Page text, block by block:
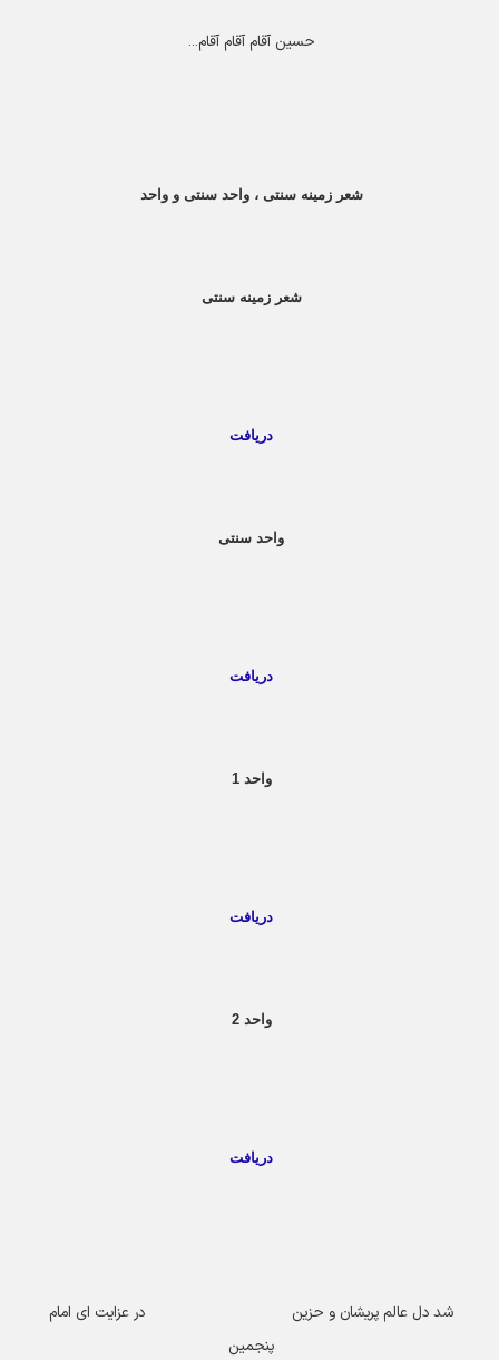
حسین آقام آقام آقام...
شعر زمینه سنتی ، واحد سنتی و واحد
شعر زمینه سنتی
دریافت
واحد سنتی
دریافت
واحد 1
دریافت
واحد 2
دریافت
شد دل عالم پریشان و حزین در عزایت ای امام
پنجمین